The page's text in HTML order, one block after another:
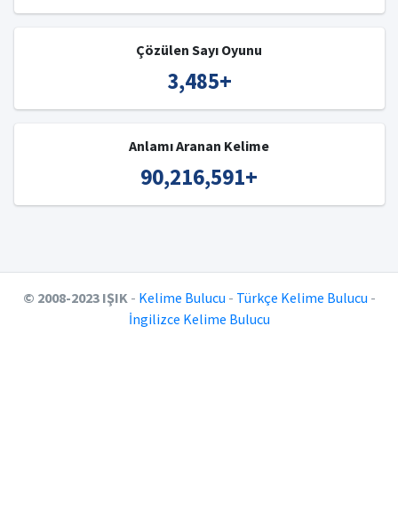
Çözülen Sayı Oyunu
3,485+
Anlamı Aranan Kelime
90,216,591+
© 2008-2023 IŞIK- Kelime Bulucu - Türkçe Kelime Bulucu -
İngilizce Kelime Bulucu